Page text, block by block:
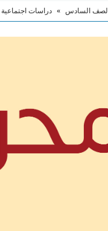
الصف السادس » دراسات اجتماعية